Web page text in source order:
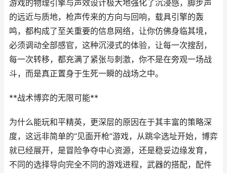
游戏的物理引擎与声效设计极大地强化了沉浸感，脚步声
的远近与质地，枪声传来的方向与回响，载具引擎的轰
鸣，都构成了至关重要的信息网络，让你仿佛身临其境，
必须调动全部感官，这种沉浸式的体验，让每一次搜刮，
每一次转移，都充满了紧张与刺激，你不是在旁观一场战
斗，而是真正置身于生死一瞬的战场之中。
**战术博弈的无限可能**
为什么能玩和平精英，更深层的原因在于其丰富的策略深
度，这远非简单的“见面开枪”游戏，从跳伞选址开始，博弈
就已经展开，是冒险争夺中心资源，还是稳妥边缘发育，
不同的选择导向完全不同的游戏进程，武器的搭配，配件